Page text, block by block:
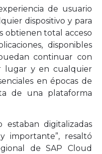
de usuario
dispositivo y para
obtienen total acceso
disponibles
continuar con
lugar y en cualquier
en épocas de
de una plataforma
estaban digitalizadas
resaltó
de SAP Cloud